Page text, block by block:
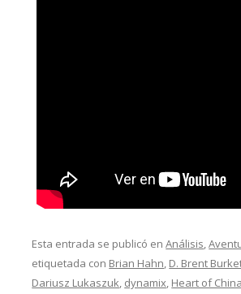
Esta entrada se publicó enAnálisis,
etiquetada con Brian Hahn, D. Brent
Dariusz Lukaszuk, dynamix, Heart of China